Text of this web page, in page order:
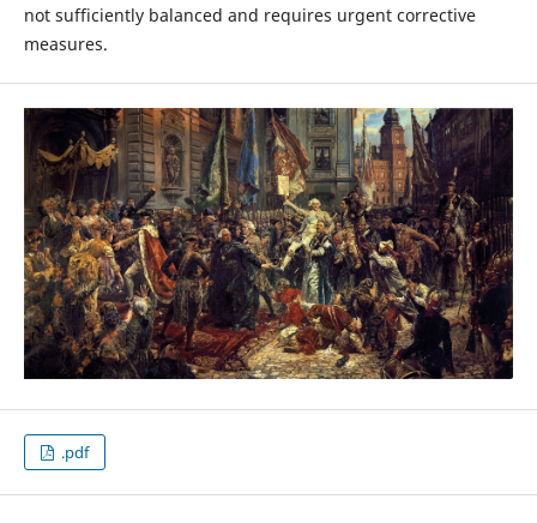
not sufficiently balanced and requires urgent corrective
measures.
.pdf